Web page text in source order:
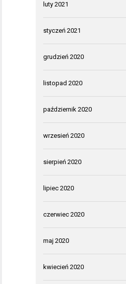
luty 2021
styczeń 2021
grudzień 2020
listopad 2020
październik 2020
wrzesień 2020
sierpień 2020
lipiec 2020
czerwiec 2020
maj 2020
kwiecień 2020